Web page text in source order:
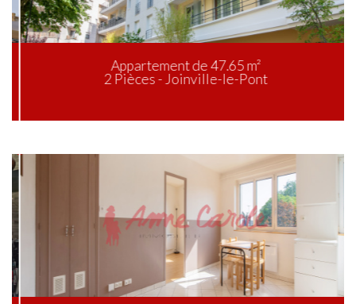
Appartement de 47.65 m²
2 Pièces - Joinville-le-Pont